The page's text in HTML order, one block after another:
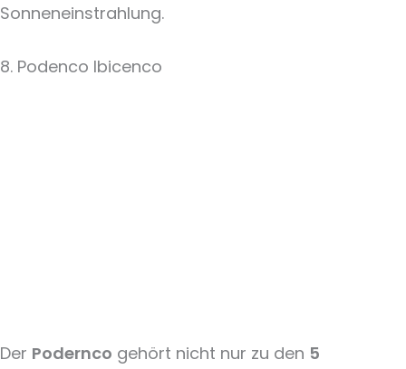
Sonneneinstrahlung.
8. Podenco Ibicenco
Der Podernco gehört nicht nur zu den 5